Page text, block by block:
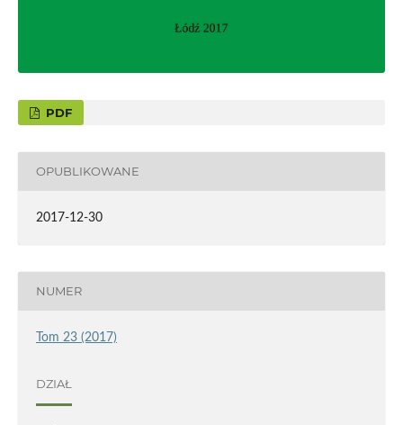
PDF
OPUBLIKOWANE
2017-12-30
NUMER
Tom 23 (2017)
DZIAŁ